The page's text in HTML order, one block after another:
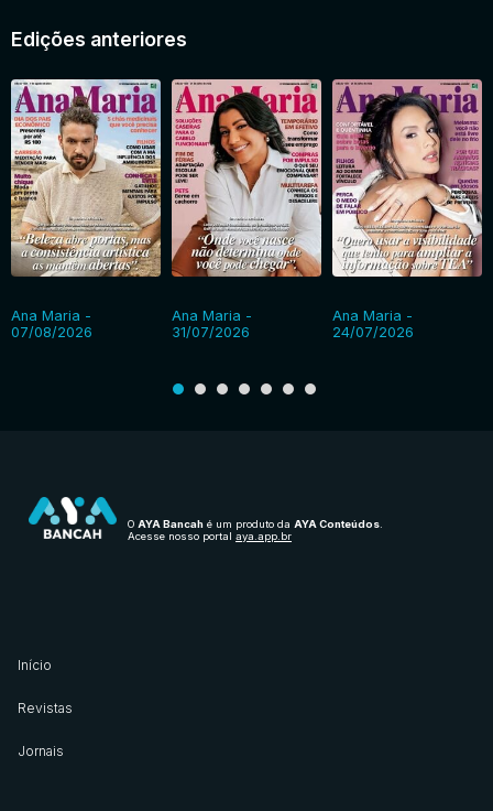
Edições anteriores
Ana Maria -
07/08/2026
Ana Maria -
31/07/2026
Ana Maria -
24/07/2026
O AYA Bancah é um produto da AYA Conteúdos
Acesse nosso portal aya.app.br
Início
Revistas
Jornais